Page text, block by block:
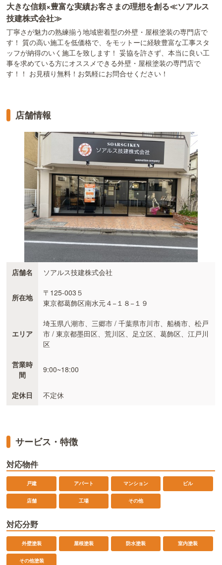
大きな信頼×豊富な実績お客さまの理想を創る≪ソアルス
技建株式会社≫
丁寧さが魅力の熟練揃う地域密着型の外壁・屋根塗装の専門店で
す！ 質の高い施工を低価格で、をモットーに経験豊富な工事スタ
ッフが納得のいく施工を致します！ 妥協を許さず、本当に良い工
事を求めている方にオススメできる外壁・屋根塗装の専門店で
す！！ お見積り無料！お気軽にお問合せください！
店舗情報
店舗名 ソアルス技建株式会社
所在地
〒125-003５
東京都葛飾区南水元４−１８−１９
エリア
埼玉県八潮市、三郷市 / 千葉県市川市、船橋市、松戸
市 / 東京都墨田区、荒川区、足立区、葛飾区、江戸川
区
営業時
間
9:00~18:00
定休日 不定休
サービス・特徴
対応物件
戸建 アパート マンション ビル
店舗 工場 その他
対応分野
外壁塗装 屋根塗装 防水塗装 室内塗装
その他塗装